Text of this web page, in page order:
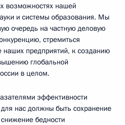
возможностях нашей
и системы образования. Мы
очередь на частную деловую
стремиться
наших предприятий, к созданию
глобальной
в целом.
эффективности
нас должны быть сохранение
бедности